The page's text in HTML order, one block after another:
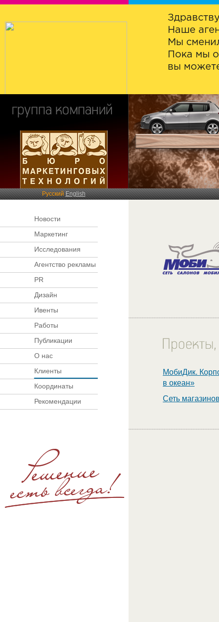
Наше
Мы
Пока мы
вы
РусскийEnglish
Новости
Маркетинг
Исследования
Агентство рекламы
PR
Дизайн
Ивенты
Работы
Публикации
О нас
Клиенты
Координаты
Рекомендации
МобиДик.
в океан»
Сеть